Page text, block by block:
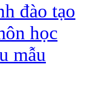
đào tạo
học
mẫu